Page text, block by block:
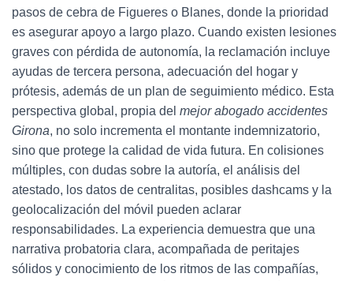
pasos de cebra de Figueres o Blanes, donde la prioridad
es asegurar apoyo a largo plazo. Cuando existen lesiones
graves con pérdida de autonomía, la reclamación incluye
ayudas de tercera persona, adecuación del hogar y
prótesis, además de un plan de seguimiento médico. Esta
perspectiva global, propia del mejor abogado accidentes
Girona, no solo incrementa el montante indemnizatorio,
sino que protege la calidad de vida futura. En colisiones
múltiples, con dudas sobre la autoría, el análisis del
atestado, los datos de centralitas, posibles dashcams y la
geolocalización del móvil pueden aclarar
responsabilidades. La experiencia demuestra que una
narrativa probatoria clara, acompañada de peritajes
sólidos y conocimiento de los ritmos de las compañías,